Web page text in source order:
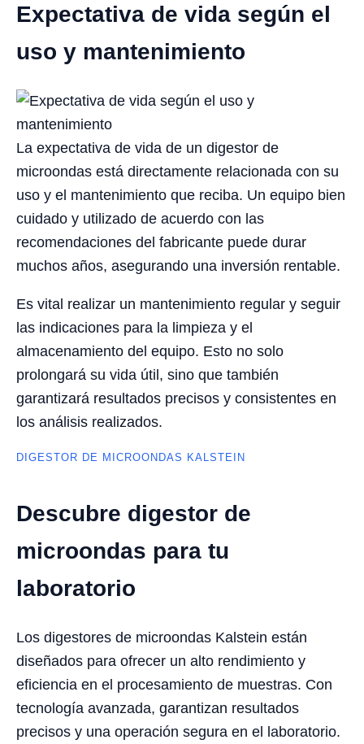
Expectativa de vida según el
uso y mantenimiento
La expectativa de vida de un digestor de
microondas está directamente relacionada con su
uso y el mantenimiento que reciba. Un equipo bien
cuidado y utilizado de acuerdo con las
recomendaciones del fabricante puede durar
muchos años, asegurando una inversión rentable.
Es vital realizar un mantenimiento regular y seguir
las indicaciones para la limpieza y el
almacenamiento del equipo. Esto no solo
prolongará su vida útil, sino que también
garantizará resultados precisos y consistentes en
los análisis realizados.
DIGESTOR DE MICROONDAS KALSTEIN
Descubre digestor de
microondas para tu
laboratorio
Los digestores de microondas Kalstein están
diseñados para ofrecer un alto rendimiento y
eficiencia en el procesamiento de muestras. Con
tecnología avanzada, garantizan resultados
precisos y una operación segura en el laboratorio.